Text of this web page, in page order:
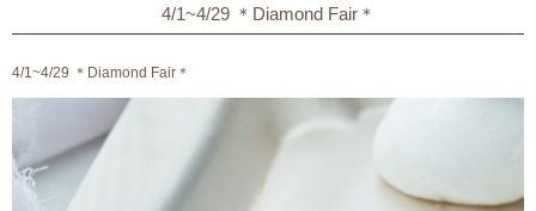
4/1~4/29 ＊Diamond Fair＊
4/1~4/29 ＊Diamond Fair＊